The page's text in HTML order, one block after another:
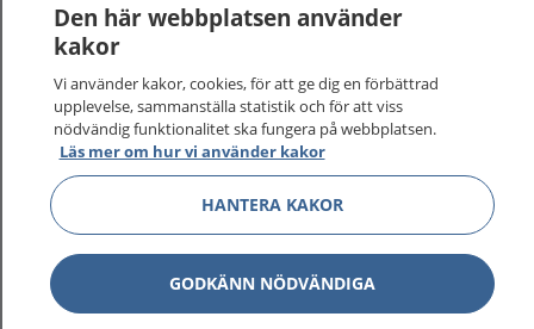
1177–tryggt om din hälsa och vård
På 1177.se får du råd om hälsa och information om
sjukdomar och vilka mottagningar du kan kontakta.
Logga in för att läsa din journal och göra dina
vårdärenden. Ring telefonnummer 1177 för
sjukvårdsrådgivning dygnet runt.
1177 ger dig råd när du vill må bättre.
Den här webbplatsen använder
kakor
Vi använder kakor, cookies, för att ge dig en förbättrad
upplevelse, sammanställa statistik och för att viss
nödvändig funktionalitet ska fungera på webbplatsen.
Läs mer om hur vi använder kakor
HANTERA KAKOR
GODKÄNN NÖDVÄNDIGA